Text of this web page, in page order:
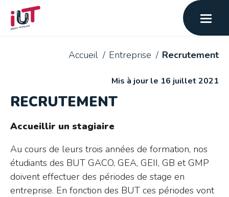
Accueil Entreprise Recrutement
Mis à jour le 16 juillet 2021
RECRUTEMENT
Accueillir un stagiaire
Au cours de leurs trois années de formation, nos
étudiants des BUT GACO, GEA, GEII, GB et GMP
doivent effectuer des périodes de stage en
entreprise. En fonction des BUT ces périodes vont